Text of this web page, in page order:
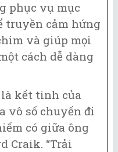
phục vụ mục
truyền cảm hứng
và giúp mọi
cách dễ dàng
kết tinh của
vô số chuyến đi
có giữa ông
Craik. “Trải